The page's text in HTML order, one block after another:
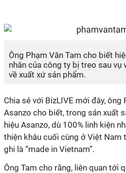
Ông Phạm Văn Tam cho biết
nhân của công ty bị treo sau vụ
về xuất xứ sản phẩm.
Chia sẻ với BizLIVE mới đây, ông
Asanzo cho biết, trong sản xuất
hiệu Asanzo, dù 100% linh kiện
thiện khâu cuối cùng ở Việt Nam
ghi là “made in Vietnam”.
Ông Tam cho rằng, liên quan tới